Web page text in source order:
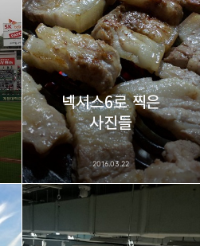
넥서스6로 찍은
사진들
2016.03.22